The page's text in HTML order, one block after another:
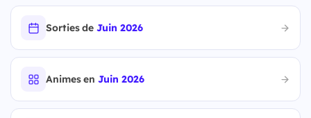
Sorties deJuin 2026
Animes enJuin 2026